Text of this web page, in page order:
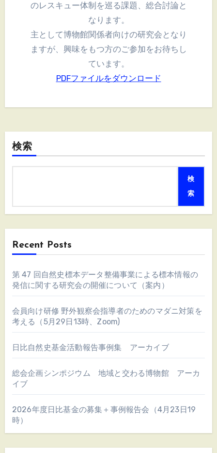
のレスキュー体制を巡る課題、総合討論と
なります。
主として博物館関係者向けの研究会となり
ますが、興味をもつ方のご参加をお待ちし
ています。
PDFファイルをダウンロード
検索
検
索
Recent Posts
第 47 回自然史標本データ整備事業による標本情報の
発信に関する研究会の開催について（案内）
会員向け研修 野外観察会指導者のためのマダニ対策を
考える（5月29日13時、Zoom)
日比自然史基金活動報告事例集 アーカイブ
総会企画シンポジウム 地域と交わる博物館 アーカ
イブ
2026年度日比基金の募集＋事例報告会（4月23日19
時）